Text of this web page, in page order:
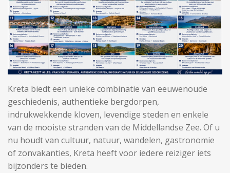
Kreta biedt een unieke combinatie van eeuwenoude
geschiedenis, authentieke bergdorpen,
indrukwekkende kloven, levendige steden en enkele
van de mooiste stranden van de Middellandse Zee. Of u
nu houdt van cultuur, natuur, wandelen, gastronomie
of zonvakanties, Kreta heeft voor iedere reiziger iets
bijzonders te bieden.